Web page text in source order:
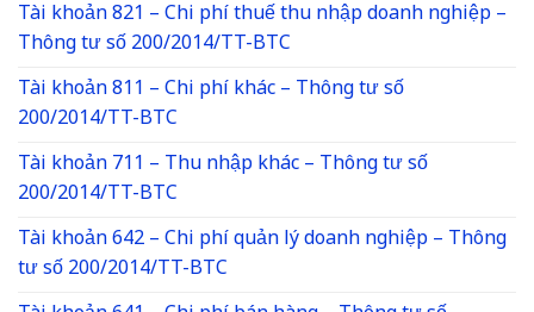
Tài khoản 821 – Chi phí thuế thu nhập doanh nghiệp –
Thông tư số 200/2014/TT-BTC
Tài khoản 811 – Chi phí khác – Thông tư số
200/2014/TT-BTC
Tài khoản 711 – Thu nhập khác – Thông tư số
200/2014/TT-BTC
Tài khoản 642 – Chi phí quản lý doanh nghiệp – Thông
tư số 200/2014/TT-BTC